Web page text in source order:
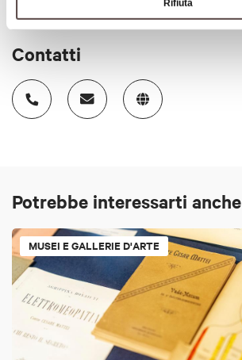
Rifiuta
Contatti
Potrebbe interessarti anche
MUSEI E GALLERIE D'ARTE